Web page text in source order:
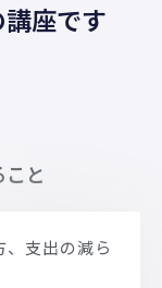
座です
と
支出の減ら